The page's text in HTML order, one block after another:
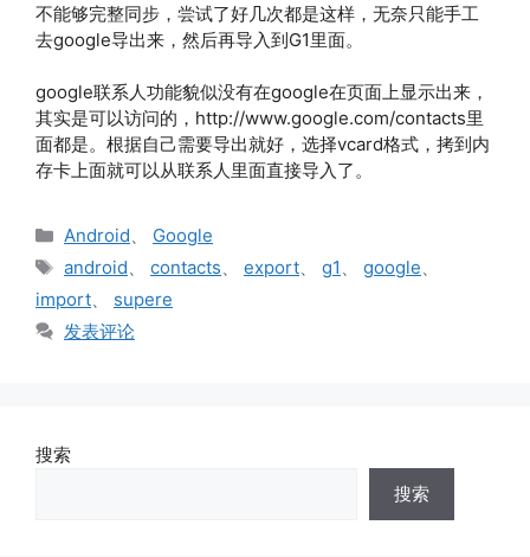
不能够完整同步，尝试了好几次都是这样，无奈只能手工
去google导出来，然后再导入到G1里面。
google联系人功能貌似没有在google在页面上显示出来，
其实是可以访问的，http://www.google.com/contacts里
面都是。根据自己需要导出就好，选择vcard格式，拷到内
存卡上面就可以从联系人里面直接导入了。
分
Android、 Google
标
android、 contacts、 export、 g1 、 google、
import、 supere
发表评论
搜索
搜索